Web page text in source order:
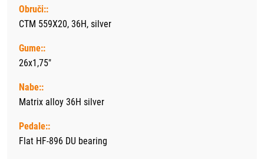
Obruči::
CTM 559X20, 36H, silver
Gume::
26x1,75"
Nabe::
Matrix alloy 36H silver
Pedale::
Flat HF-896 DU bearing